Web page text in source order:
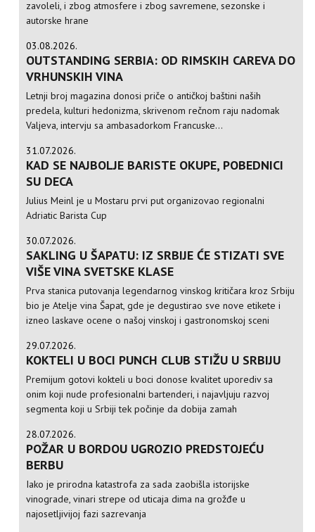
zavoleli, i zbog atmosfere i zbog savremene, sezonske i
autorske hrane
03.08.2026.
OUTSTANDING SERBIA: OD RIMSKIH CAREVA DO
VRHUNSKIH VINA
Letnji broj magazina donosi priče o antičkoj baštini naših
predela, kulturi hedonizma, skrivenom rečnom raju nadomak
Valjeva, intervju sa ambasadorkom Francuske...
31.07.2026.
KAD SE NAJBOLJE BARISTE OKUPE, POBEDNICI
SU DECA
Julius Meinl je u Mostaru prvi put organizovao regionalni
Adriatic Barista Cup
30.07.2026.
SAKLING U ŠAPATU: IZ SRBIJE ĆE STIZATI SVE
VIŠE VINA SVETSKE KLASE
Prva stanica putovanja legendarnog vinskog kritičara kroz Srbiju
bio je Atelje vina Šapat, gde je degustirao sve nove etikete i
izneo laskave ocene o našoj vinskoj i gastronomskoj sceni
29.07.2026.
KOKTELI U BOCI PUNCH CLUB STIŽU U SRBIJU
Premijum gotovi kokteli u boci donose kvalitet uporediv sa
onim koji nude profesionalni bartenderi, i najavljuju razvoj
segmenta koji u Srbiji tek počinje da dobija zamah
28.07.2026.
POŽAR U BORDOU UGROZIO PREDSTOJEĆU
BERBU
Iako je prirodna katastrofa za sada zaobišla istorijske
vinograde, vinari strepe od uticaja dima na grožđe u
najosetljivijoj fazi sazrevanja